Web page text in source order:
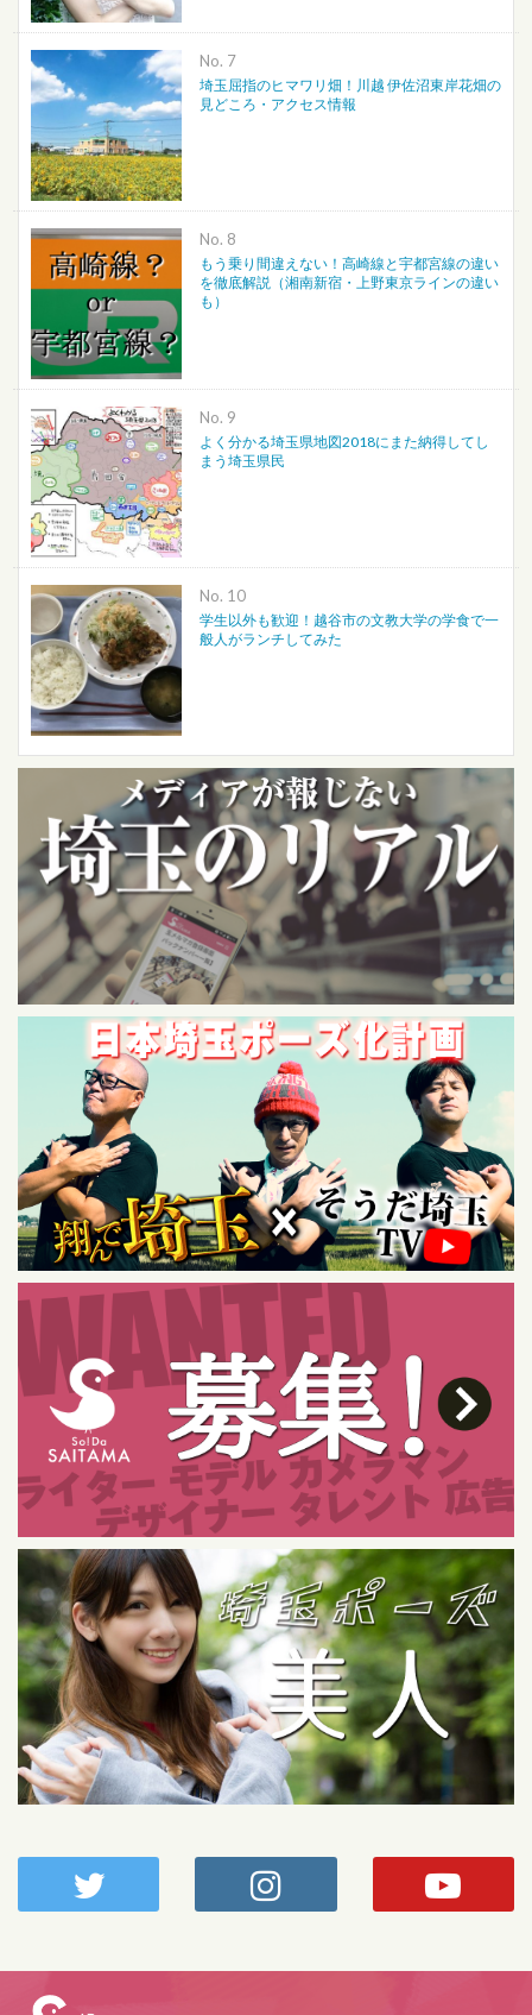
No.
埼玉屈指のヒマワリ畑！川越 伊佐沼東岸花畑の
見どころ・アクセス情報
No.
もう乗り間違えない！高崎線と宇都宮線の違い
を徹底解説（湘南新宿・上野東京ラインの違い
も）
No.
よく分かる埼玉県地図2018にまた納得してし
まう埼玉県民
No.
学生以外も歓迎！越谷市の文教大学の学食で一
般人がランチしてみた